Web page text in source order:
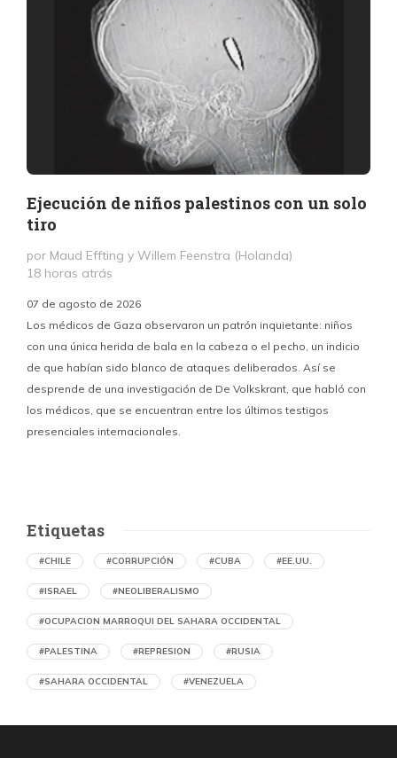
Ejecución de niños palestinos con un solo
tiro
por Maud Effting y Willem Feenstra (Holanda)
18 horas atrás
07 de agosto de 2026
Los médicos de Gaza observaron un patrón inquietante: niños
con una única herida de bala en la cabeza o el pecho, un indicio
de que habían sido blanco de ataques deliberados. Así se
desprende de una investigación de De Volkskrant, que habló con
los médicos, que se encuentran entre los últimos testigos
presenciales internacionales.
Ejecución de niños palestinos con un solo
Etiquetas
#CHILE #CORRUPCIÓN #CUBA #EE.UU.
#ISRAEL #NEOLIBERALISMO
#OCUPACION MARROQUI DEL SAHARA OCCIDENTAL
#PALESTINA #REPRESION #RUSIA
#SAHARA OCCIDENTAL #VENEZUELA